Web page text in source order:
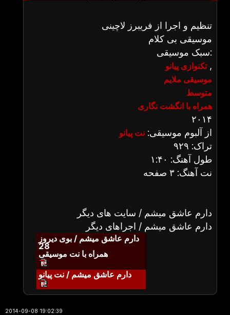
تنظیم و اجرا از فریبرز لاچینی
موسیقی بی کلام
سبک موسیقی:
تکنوازی پیانو,
موسیقی ملایم
متوسط
همراه با انگشت نگاری
۲۰۱۴
از آلبوم موسیقی: نت پیانو
تراک: ۹۲۹
طول آهنگ: ۱:۴۰
نت آهنگ: ۳ صفحه
دارم عاشق میشم / سایت های دیگر
دارم عاشق میشم / اجراهای دیگر
دارم عاشق میشم / بوی دیروز
28
همراه با نت موسیقی
دارم عاشق میشم / نت پیانو
2014-09-08 19:02:39